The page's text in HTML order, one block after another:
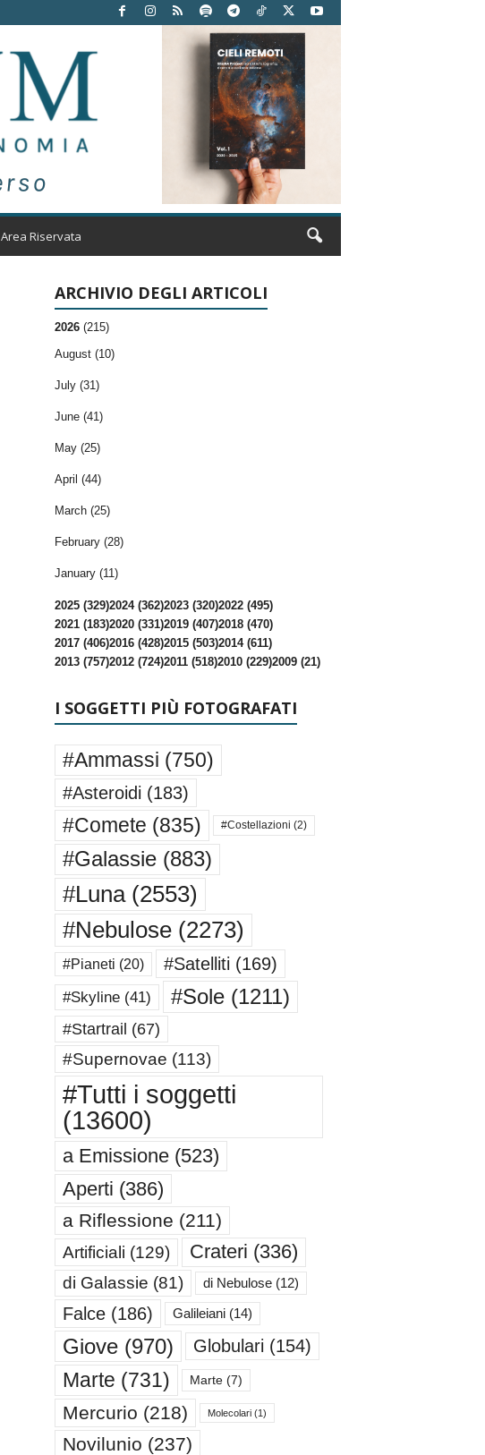
Area Riservata
ARCHIVIO DEGLI ARTICOLI
2026 (215)
August (10)
July (31)
June (41)
May (25)
April (44)
March (25)
February (28)
January (11)
2025 (329)2024 (362)2023 (320)2022 (495)
2021 (183)2020 (331)2019 (407)2018 (470)
2017 (406)2016 (428)2015 (503)2014 (611)
2013 (757)2012 (724)2011 (518)2010 (229)2009 (21)
I SOGGETTI PIÙ FOTOGRAFATI
#Ammassi (750)
#Asteroidi (183)
#Comete (835) #Costellazioni (2)
#Galassie(883)
#Luna(2553)
#Nebulose(2273)
#Pianeti (20) #Satelliti (169)
#Skyline(41) #Sole(1211)
#Startrail (67)
#Supernovae (113)
#Tutti i soggetti
(13600)
a Emissione(523)
Aperti (386)
a Riflessione (211)
Artificiali (129) Crateri (336)
di Galassie (81) di Nebulose(12)
Falce(186) Galileiani(14)
Giove(970) Globulari (154)
Marte (731) Marte(7)
Mercurio (218) Molecolari(1)
Novilunio (237)